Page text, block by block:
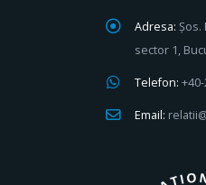
Adresa: Șos.
sector 1,
Telefon:
Email: